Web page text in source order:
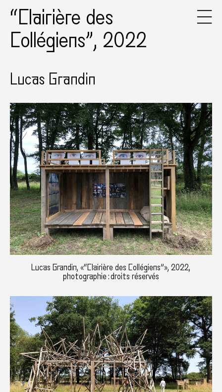
“Clairière des
Collégiens”, 2022
Lucas Grandin
Lucas Grandin, «“Clairière des Collégiens”», 2022,
photographie : droits réservés